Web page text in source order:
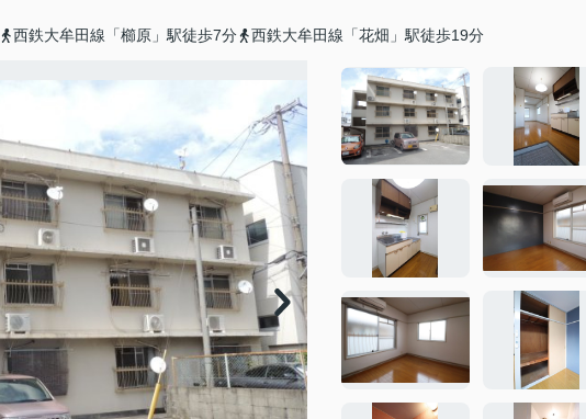
西鉄大牟田線「櫛原」駅徒歩7分 西鉄大牟田線「花畑」駅徒歩19分